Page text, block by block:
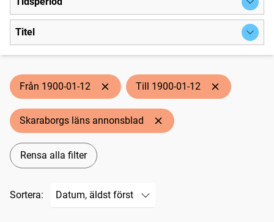
Titel
Från 1900-01-12 Till 1900-01-12
Skaraborgs läns annonsblad
Rensa alla filter
Sortera: